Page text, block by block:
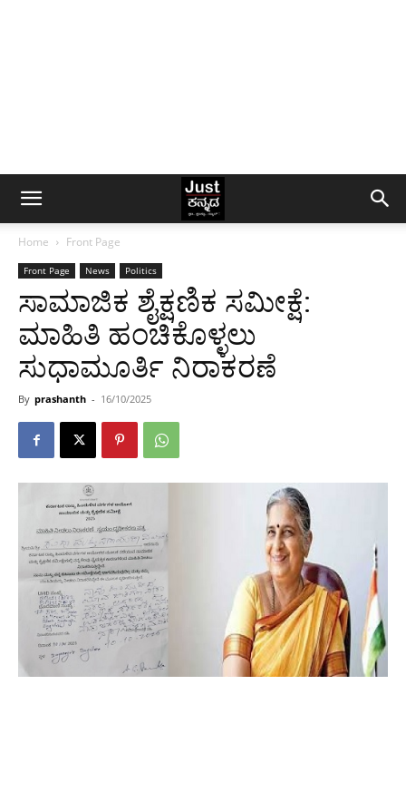
Home Front Page
Front Page News Politics
ಸಾಮಾಜಿಕ ಶೈಕ್ಷಣಿಕ ಸಮೀಕ್ಷೆ:
ಮಾಹಿತಿ ಹಂಚಿಕೊಳ್ಳಲು
ಸುಧಾಮೂರ್ತಿ ನಿರಾಕರಣೆ
By prashanth - 16/10/2025